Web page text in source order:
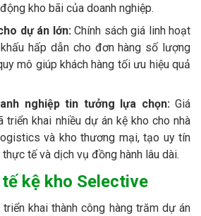
kho bãi của doanh nghiệp.
dự án lớn:Chính sách giá linh hoạt
hấp dẫn cho đơn hàng số lượng
mô giúp khách hàng tối ưu hiệu quả
nghiệp tin tưởng lựa chọn: Giá
triển khai nhiều dự án kệ kho cho nhà
và kho thương mại, tạo uy tín
tế và dịch vụ đồng hành lâu dài.
kệ kho Selective
triển khai thành công hàng trăm dự án